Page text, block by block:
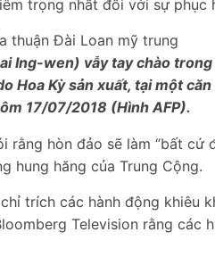
trọng nhất đối với sự phục
Ing-wen) vẫy tay chào
Hoa Kỳ sản xuất, tại một
17/07/2018 (Hình AFP).
rằng hòn đảo sẽ làm “bất cứ
hung hăng của Trung Cộng.
trích các hành động khiêu
Television rằng các